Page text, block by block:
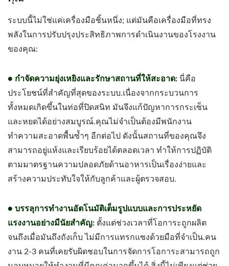
ระบบนี้ไม่ใช่แค่เครื่องมือชิ้นหนึ่ง; แต่มันคือเครื่องมือที่ทรง
พลังในการปรับปรุงประสิทธิภาพการดำเนินงานของโรงงาน
ของคุณ:
● กำจัดความยุ่งเหยิงและรักษาสถานที่ให้สะอาด: นี่คือ
ประโยชน์ที่สำคัญที่สุดของระบบ.เนื่องจากกระบวนการ
ทั้งหมดเกิดขึ้นในท่อที่ปิดสนิท มันจึงแก้ปัญหาการกระเซ็น
และหยดได้อย่างสมบูรณ์.คุณไม่จำเป็นต้องมีพนักงาน
ทำความสะอาดพื้นซ้ำๆ อีกต่อไป ดังนั้นสถานที่ของคุณจึง
สามารถอยู่แห้งและเรียบร้อยได้ตลอดเวลา ทำให้การปฏิบัติ
ตามมาตรฐานความปลอดภัยด้านอาหารเป็นเรื่องง่ายและ
สร้างความประทับใจให้กับลูกค้าและผู้ตรวจสอบ.
● บรรลุการทำงานอัตโนมัติเต็มรูปแบบและการประหยัด
แรงงานอย่างมีนัยสำคัญ: ตั้งแต่ช่วงเวลาที่โอการะถูกผลิต
จนถึงเมื่อมันถึงถังเก็บ ไม่มีการแทรกแซงด้วยมือที่จำเป็น.คน
งาน 2-3 คนที่เคยรับผิดชอบในการจัดการโอการะสามารถถูก